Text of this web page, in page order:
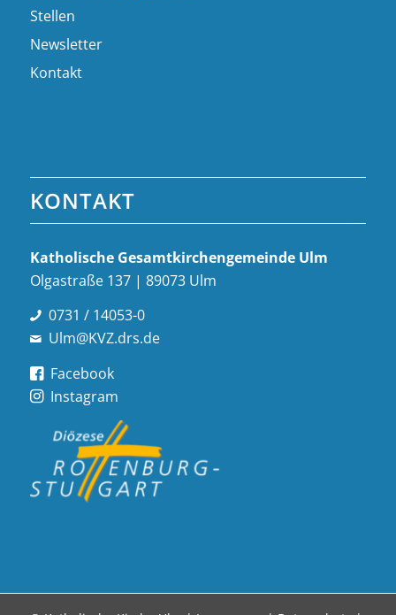
Stellen
Newsletter
Kontakt
KONTAKT
Katholische Gesamt­kirchen­gemeinde Ulm
Olgastraße 137 | 89073 Ulm
0731 / 14053-0
Ulm@KVZ.drs.de
Facebook
Instagram